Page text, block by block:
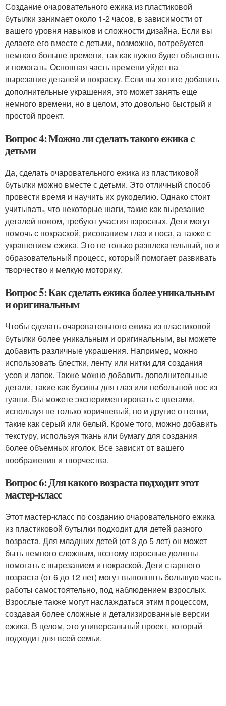
Создание очаровательного ежика из пластиковой
бутылки занимает около 1-2 часов, в зависимости от
вашего уровня навыков и сложности дизайна. Если вы
делаете его вместе с детьми, возможно, потребуется
немного больше времени, так как нужно будет объяснять
и помогать. Основная часть времени уйдет на
вырезание деталей и покраску. Если вы хотите добавить
дополнительные украшения, это может занять еще
немного времени, но в целом, это довольно быстрый и
простой проект.
Вопрос 4: Можно ли сделать такого ежика с
детьми
Да, сделать очаровательного ежика из пластиковой
бутылки можно вместе с детьми. Это отличный способ
провести время и научить их рукоделию. Однако стоит
учитывать, что некоторые шаги, такие как вырезание
деталей ножом, требуют участия взрослых. Дети могут
помочь с покраской, рисованием глаз и носа, а также с
украшением ежика. Это не только развлекательный, но и
образовательный процесс, который помогает развивать
творчество и мелкую моторику.
Вопрос 5: Как сделать ежика более уникальным
и оригинальным
Чтобы сделать очаровательного ежика из пластиковой
бутылки более уникальным и оригинальным, вы можете
добавить различные украшения. Например, можно
использовать блестки, ленту или нитки для создания
усов и лапок. Также можно добавить дополнительные
детали, такие как бусины для глаз или небольшой нос из
гуаши. Вы можете экспериментировать с цветами,
используя не только коричневый, но и другие оттенки,
такие как серый или белый. Кроме того, можно добавить
текстуру, используя ткань или бумагу для создания
более объемных иголок. Все зависит от вашего
воображения и творчества.
Вопрос 6: Для какого возраста подходит этот
мастер-класс
Этот мастер-класс по созданию очаровательного ежика
из пластиковой бутылки подходит для детей разного
возраста. Для младших детей (от 3 до 5 лет) он может
быть немного сложным, поэтому взрослые должны
помогать с вырезанием и покраской. Дети старшего
возраста (от 6 до 12 лет) могут выполнять большую часть
работы самостоятельно, под наблюдением взрослых.
Взрослые также могут наслаждаться этим процессом,
создавая более сложные и детализированные версии
ежика. В целом, это универсальный проект, который
подходит для всей семьи.